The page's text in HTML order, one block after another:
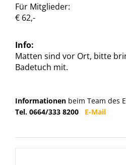
Für Mitglieder:
€ 62,-
Info:
Matten sind vor Ort, bitte
Badetuch mit.
Informationen beim Team des
Tel. 0664/333 8200 E-Mail